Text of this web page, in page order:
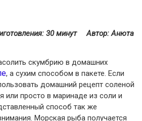
30 минут
Автор: Анюта
скумбрию в домашних
, а сухим способом в пакете. Если
домашний рецепт соленой
или просто в маринаде из соли и
способ так же
Морская рыба получается